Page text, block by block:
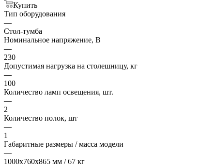
Купить
Тип оборудования
—
Стол-тумба
Номинальное напряжение, В
—
230
Допустимая нагрузка на столешницу, кг
—
100
Количество ламп освещения, шт.
—
2
Количество полок, шт
—
1
Габаритные размеры / масса модели
—
1000х760х865 мм / 67 кг